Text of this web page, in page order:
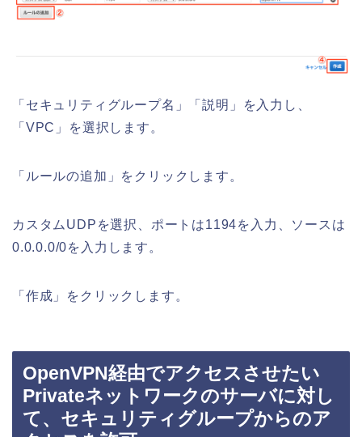
「セキュリティグループ名」「説明」を入力し、
「VPC」を選択します。
「ルールの追加」をクリックします。
カスタムUDPを選択、ポートは1194を入力、ソースは
0.0.0.0/0を入力します。
「作成」をクリックします。
OpenVPN経由でアクセスさせたい
Privateネットワークのサーバに対し
て、セキュリティグループからのア